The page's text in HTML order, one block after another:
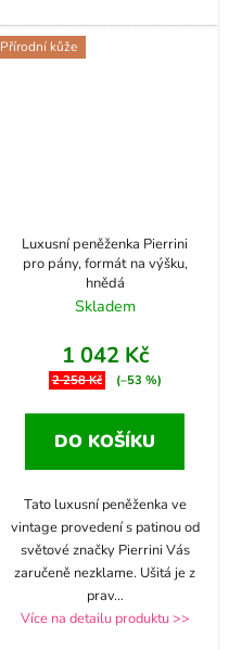
Přírodní kůže
Luxusní peněženka Pierrini
pro pány, formát na výšku,
hnědá
Skladem
1 042 Kč
2 258 Kč (–53 %)
DO KOŠÍKU
Tato luxusní peněženka ve
vintage provedení s patinou od
světové značky Pierrini Vás
zaručeně nezklame. Ušitá je z
prav...
Více na detailu produktu >>